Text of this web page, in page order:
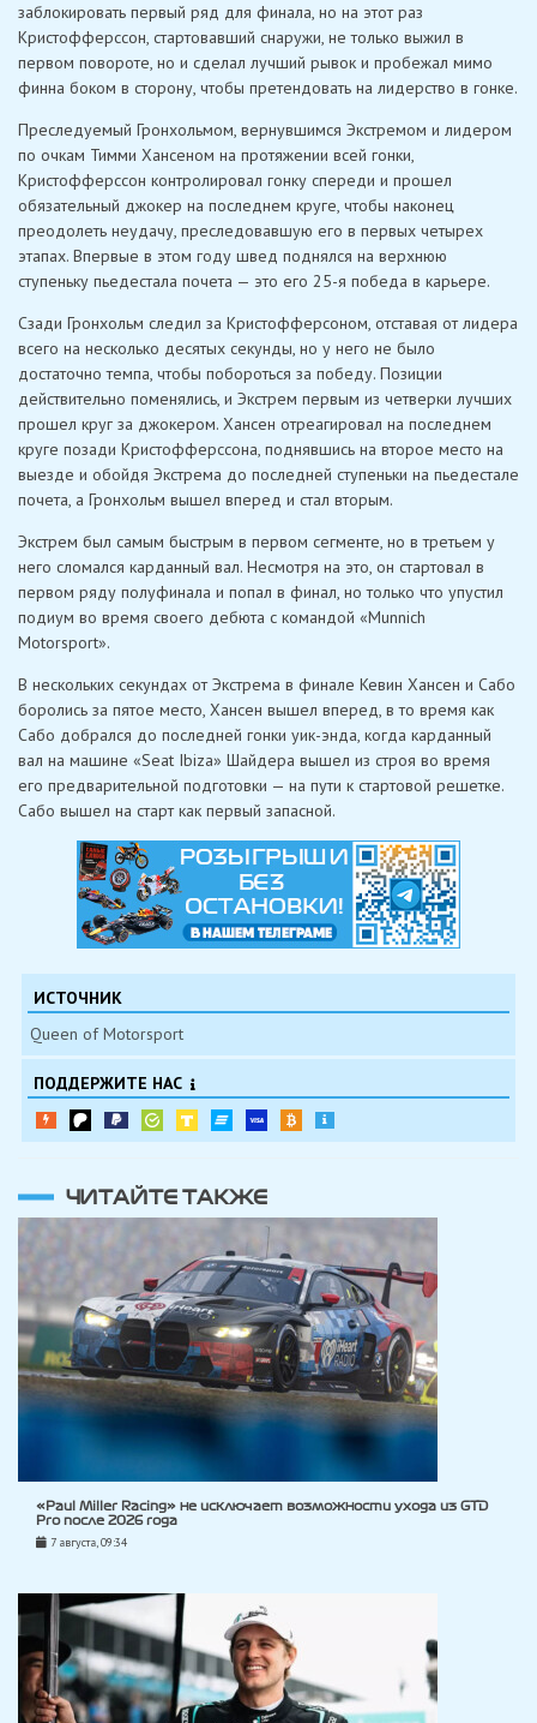
заблокировать первый ряд для финала, но на этот раз
Кристофферссон, стартовавший снаружи, не только выжил в
первом повороте, но и сделал лучший рывок и пробежал мимо
финна боком в сторону, чтобы претендовать на лидерство в гонке.
Преследуемый Гронхольмом, вернувшимся Экстремом и лидером
по очкам Тимми Хансеном на протяжении всей гонки,
Кристофферссон контролировал гонку спереди и прошел
обязательный джокер на последнем круге, чтобы наконец
преодолеть неудачу, преследовавшую его в первых четырех
этапах. Впервые в этом году швед поднялся на верхнюю
ступеньку пьедестала почета — это его 25-я победа в карьере.
Сзади Гронхольм следил за Кристофферсоном, отставая от лидера
всего на несколько десятых секунды, но у него не было
достаточно темпа, чтобы побороться за победу. Позиции
действительно поменялись, и Экстрем первым из четверки лучших
прошел круг за джокером. Хансен отреагировал на последнем
круге позади Кристофферссона, поднявшись на второе место на
выезде и обойдя Экстрема до последней ступеньки на пьедестале
почета, а Гронхольм вышел вперед и стал вторым.
Экстрем был самым быстрым в первом сегменте, но в третьем у
него сломался карданный вал. Несмотря на это, он стартовал в
первом ряду полуфинала и попал в финал, но только что упустил
подиум во время своего дебюта с командой «Munnich
Motorsport».
В нескольких секундах от Экстрема в финале Кевин Хансен и Сабо
боролись за пятое место, Хансен вышел вперед, в то время как
Сабо добрался до последней гонки уик-энда, когда карданный
вал на машине «Seat Ibiza» Шайдера вышел из строя во время
его предварительной подготовки — на пути к стартовой решетке.
Сабо вышел на старт как первый запасной.
ИСТОЧНИК
Queen of Motorsport
ПОДДЕРЖИТЕ НАС
ЧИТАЙТЕ ТАКЖЕ
«Paul Miller Racing» не исключает возможности ухода из GTD
Pro после 2026 года
7 августа, 09:34